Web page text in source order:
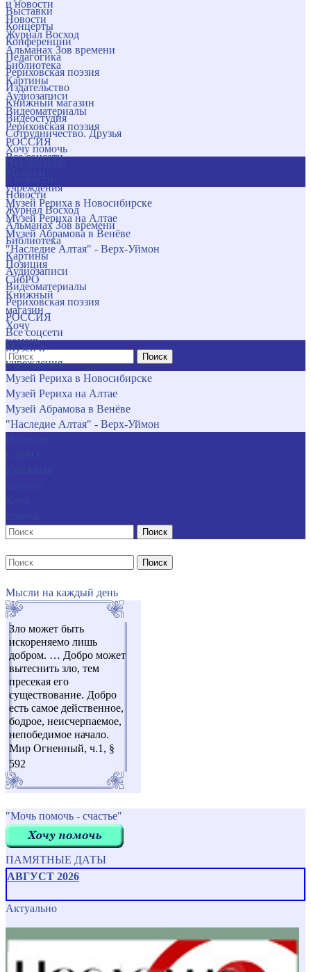
и новости
Новости
Журнал Восход
Альманах Зов времени
Библиотека
Картины
Аудиозаписи
Видеоматериалы
Рериховская поэзия
РОССИЯ
Все соцсети
учреждения
Музей Рериха в Новосибирске
Музей Рериха на Алтае
Музей Абрамова в Венёве
"Наследие Алтая" - Верх-Уймон
Позиция
СибРО
Книжный
магазин
Хочу
помочь
Поиск
Выставки
Концерты
Конференции
Педагогика
Рериховская поэзия
Издательство
Книжный магазин
Видеостудия
Сотрудничество. Друзья
Хочу помочь
Новости
Журнал Восход
Альманах Зов времени
Библиотека
Картины
Аудиозаписи
Видеоматериалы
Рериховская поэзия
РОССИЯ
Все соцсети
Музеи и
учреждения
Музей Рериха в Новосибирске
Музей Рериха на Алтае
Музей Абрамова в Венёве
"Наследие Алтая" - Верх-Уймон
Поиск
Поиск
Мысли на каждый день
Зло может быть
искореняемо лишь
добром. … Добро может
вытеснить зло, тем
пресекая его
существование. Добро
есть самое действенное,
бодрое, неисчерпаемое,
непобедимое начало.
Мир Огненный, ч.1, §
592
"Мочь помочь - счастье"
ПАМЯТНЫЕ ДАТЫ
АВГУСТ 2026
Актуально